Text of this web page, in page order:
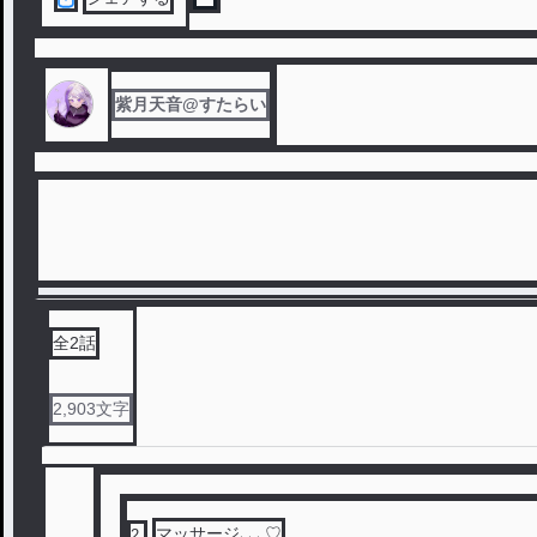
紫月天音@すたらい
全2話
2,903文字
マッサージ､､､♡